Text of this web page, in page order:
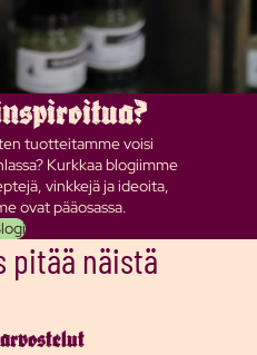
tuotteitamme voisi
Kurkkaa blogiimme
vinkkejä ja ideoita,
ovat pääosassa.
pitää näistä